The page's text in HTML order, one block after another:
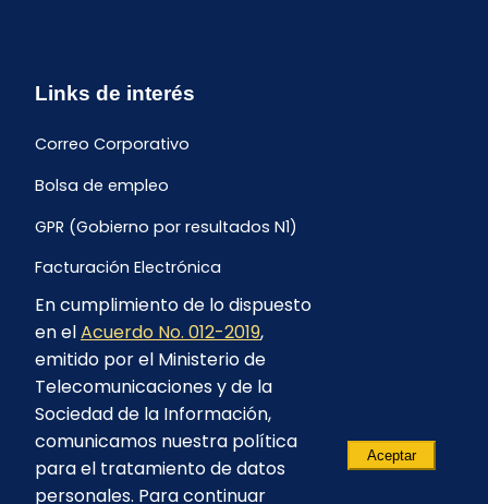
Links de interés
Correo Corporativo
Bolsa de empleo
GPR (Gobierno por resultados N1)
Facturación Electrónica
Archivo Histórico de Facturación
Portal Ambiental y Social
Proyecto Geotérmico Chachimbiro
Contratación consultoría mediante “Lista Corta”
Reglamento de Procesos Asociativos
En cumplimiento de lo dispuesto
en elAcuerdo No. 012-2019,
emitido por el Ministerio de
Telecomunicaciones y de la
Sociedad de la Información,
comunicamos nuestra política
para el tratamiento de datos
personales. Para continuar
Aceptar